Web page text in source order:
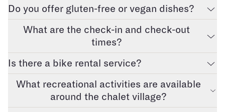
Do you offer gluten-free or vegan dishes?
What are the check-in and check-out
times?
Is there a bike rental service?
What recreational activities are available
around the chalet village?